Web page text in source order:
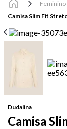
Feminino
Camisa Slim Fit
Dudalina
Camisa